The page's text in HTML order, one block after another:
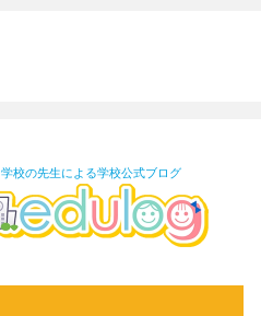
学校の先生による学校公式ブログ